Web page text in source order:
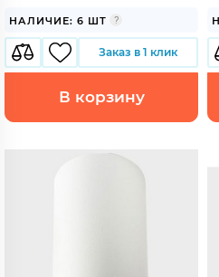
НАЛИЧИЕ: 6 ШТ
Заказ в 1 клик
В корзину